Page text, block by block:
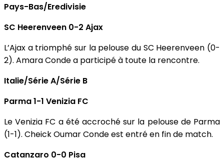
Pays-Bas/Eredivisie
SC Heerenveen 0-2 Ajax
L’Ajax a triomphé sur la pelouse du SC Heerenveen (0-
2). Amara Conde a participé à toute la rencontre.
Italie/Série A/Série B
Parma 1-1 Venizia FC
Le Venizia FC a été accroché sur la pelouse de Parma
(1-1). Cheick Oumar Conde est entré en fin de match.
Catanzaro 0-0 Pisa